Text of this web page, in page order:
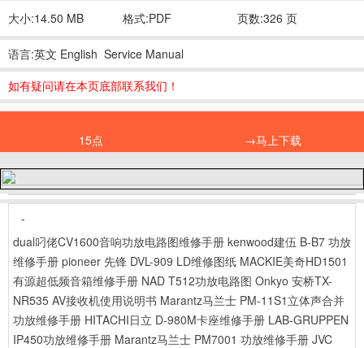
大小:14.50 MB 格式:PDF 页数:326 页
语言:英文 English Service Manual
如有疑问请在本页底部联系我们！
15点 →马上下载
-
dual叼佬CV1600音响功放电路图维修手册 kenwood建伍 B-B7 功放
维修手册 pioneer 先锋 DVL-909 LD维修图纸 MACKIE美奇HD1501
有源超低频音箱维修手册 NAD T512功放电路图 Onkyo 安桥TX-
NR535 AV接收机使用说明书 Marantz马兰士 PM-11S1立体声合并
功放维修手册 HITACHI日立 D-980M卡座维修手册 LAB-GRUPPEN
IP450功放维修手册 Marantz马兰士 PM7001 功放维修手册 JVC